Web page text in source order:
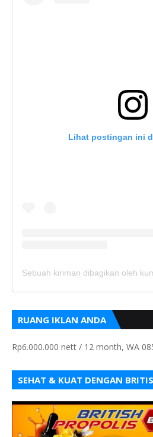
Lihat postingan ini
RUANG IKLAN ANDA
Rp6.000.000 nett / 12 month, WA
SEHAT & KUAT DENGAN